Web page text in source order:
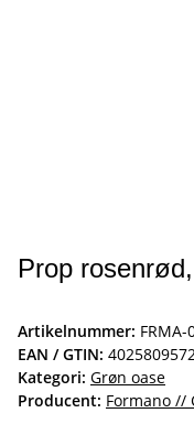
Prop
Artikelnummer: FRMA-
EAN / GTIN:
Kategori: Grøn oase
Producent: Formano //